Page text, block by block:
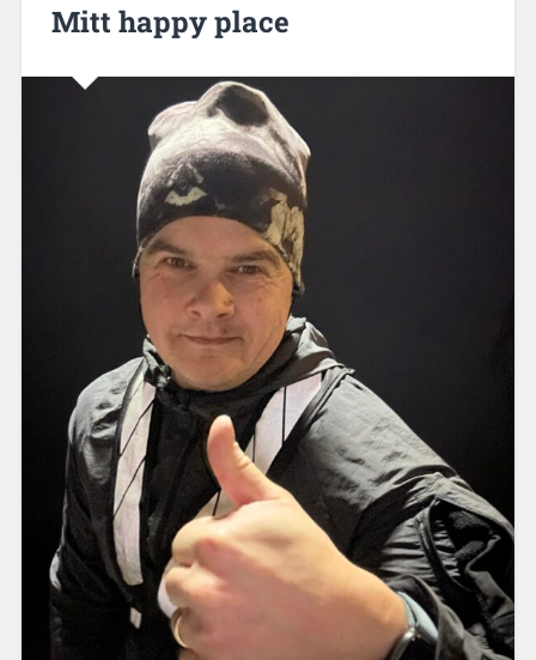
Mitt happy place